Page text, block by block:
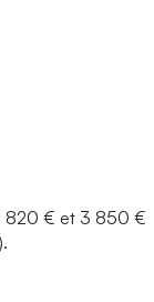
820 € et 3 850 €